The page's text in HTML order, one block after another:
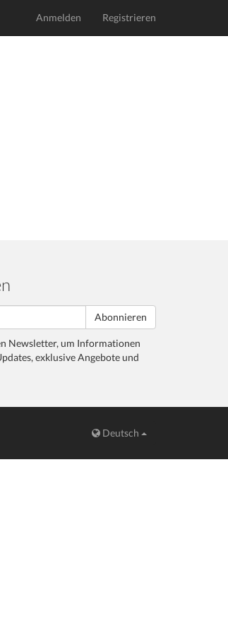
Anmelden Registrieren
Abonnieren
Newsletter, um Informationen
exklusive Angebote und
Deutsch